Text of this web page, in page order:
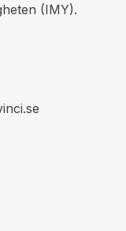
(IMY).